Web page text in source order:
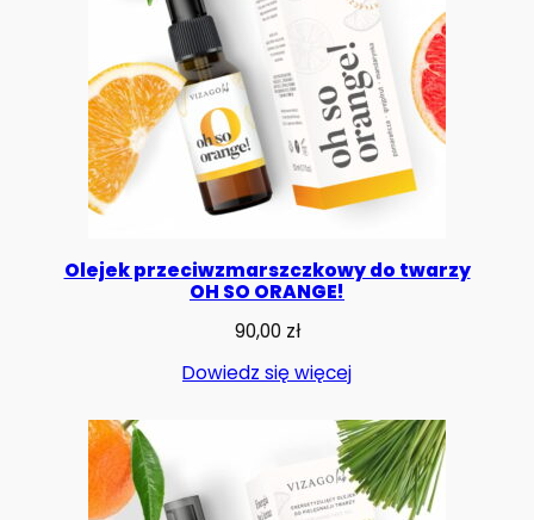
Olejek przeciwzmarszczkowy do twarzy
OH SO ORANGE!
90,00 zł
Dowiedz się więcej